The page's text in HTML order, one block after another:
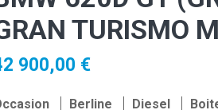
TURISMO
900,00 €
Berline Diesel